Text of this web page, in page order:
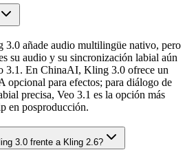
añade audio multilingüe nativo, pero
su audio y su sincronización labial aún
3.1. En ChinaAI, Kling 3.0 ofrece un
opcional para efectos; para diálogo de
precisa, Veo 3.1 es la opción más
en posproducción.
3.0 frente a Kling 2.6?